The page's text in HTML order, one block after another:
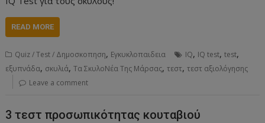
READ MORE
Quiz / Test / Δημοσκοπηση, Εγκυκλοπαιδεια IQ, IQ test,test,
εξυπνάδα, σκυλιά,Τα ΣκυλοΝέα Της Μάρσας,τεστ,τεστ αξιολόγησης
Leave a comment
3 τεστ προσωπικότητας κουταβιού